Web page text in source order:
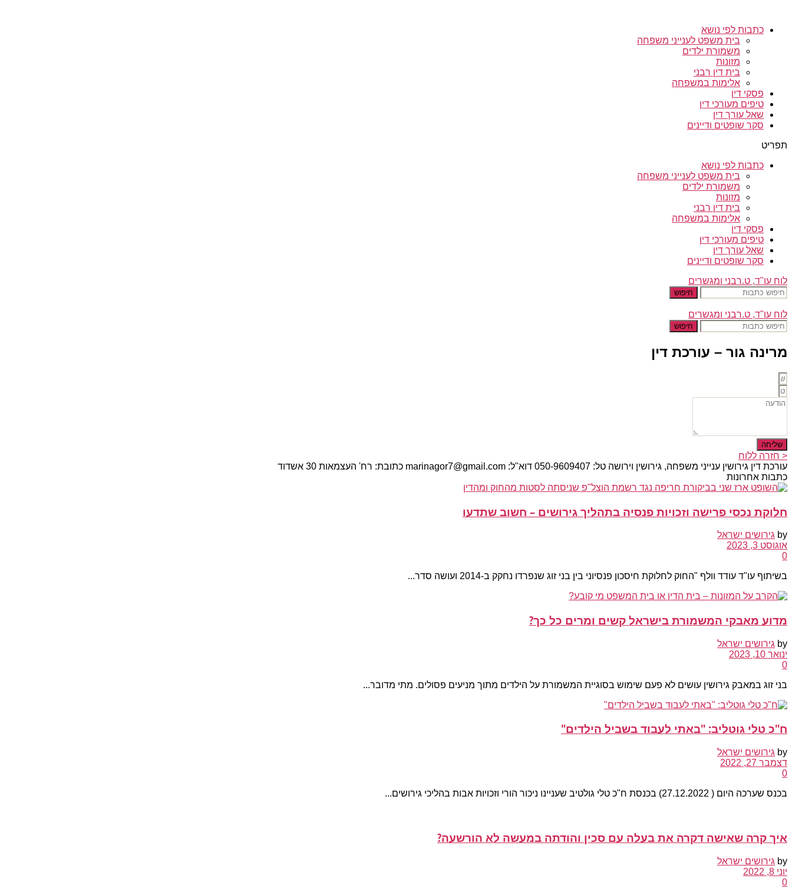
כתבות לפי נושא
בית משפט לענייני משפחה
משמורת ילדים
מזונות
בית דין רבני
אלימות במשפחה
פסקי דין
טיפים מעורכי דין
שאל עורך דין
סקר שופטים ודיינים
תפריט
כתבות לפי נושא
בית משפט לענייני משפחה
משמורת ילדים
מזונות
בית דין רבני
אלימות במשפחה
פסקי דין
טיפים מעורכי דין
שאל עורך דין
סקר שופטים ודיינים
לוח עו"ד, ט.רבני ומגשרים
חיפוש
לוח עו"ד, ט.רבני ומגשרים
חיפוש
מרינה גור – עורכת דין
שליחה
< חזרה ללוח
עורכת דין גירושין ענייני משפחה, גירושין וירושה טל: 050-9609407 דוא"ל: marinagor7@gmail.com כתובת: רח' העצמאות 30 אשדוד
כתבות אחרונות
חלוקת נכסי פרישה וזכויות פנסיה בתהליך גירושים – חשוב שתדעו
by גירושים ישראל
אוגוסט 3, 2023
0
בשיתוף עו"ד עודד וולף "החוק לחלוקת חיסכון פנסיוני בין בני זוג שנפרדו נחקק ב-2014 ועושה סדר...
מדוע מאבקי המשמורת בישראל קשים ומרים כל כך?
by גירושים ישראל
ינואר 10, 2023
0
בני זוג במאבק גירושין עושים לא פעם שימוש בסוגיית המשמורת על הילדים מתוך מניעים פסולים. מתי מדובר...
ח"כ טלי גוטליב: "באתי לעבוד בשביל הילדים"
by גירושים ישראל
דצמבר 27, 2022
0
בכנס שערכה היום ( 27.12.2022) בכנסת ח"כ טלי גולטיב שעניינו ניכור הורי וזכויות אבות בהליכי גירושים...
איך קרה שאישה דקרה את בעלה עם סכין והודתה במעשה לא הורשעה?
by גירושים ישראל
יוני 8, 2022
0